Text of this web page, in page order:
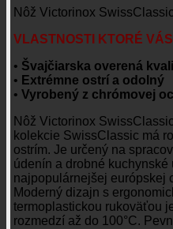
Nôž Victorinox
VLASTNOSTI KTORÉ
• Švajčiarska overená
• Extrémne ostrí a odolný
•Vyrobený z chrómovej
Nôž Victorinox
kolekcie SwissClassic má
ostrím. Je určený na
údenín a drobné kuchynské
najpopulárnejšej európskej
Moderný dizajn s
termoplastickou rukoväťou
rozmedzí až do 100°C.